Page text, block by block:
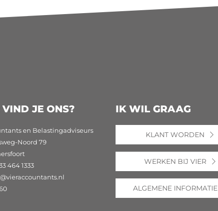
JE ONS?
en Belastingadviseurs
Noord 79
464 1333
IK WIL GRAAG
KLANT WORDEN
WERKEN BIJ VIER
ALGEMENE INFORMATIE